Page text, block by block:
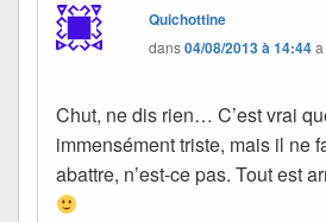
Quichottine
dans04/08/2013 à 14:44
Chut, ne dis rien… C’est vrai
immensément triste, mais il ne
abattre, n’est-ce pas. Tout est